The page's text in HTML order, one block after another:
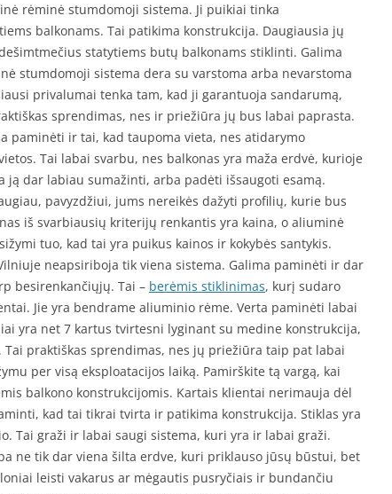
rėminė stumdomoji sistema. Ji puikiai tinka
balkonams. Tai patikima konstrukcija. Daugiausia jų
statytiems butų balkonams stiklinti. Galima
stumdomoji sistema dera su varstoma arba nevarstoma
privalumai tenka tam, kad ji garantuoja sandarumą,
sprendimas, nes ir priežiūra jų bus labai paprasta.
paminėti ir tai, kad taupoma vieta, nes atidarymo
Tai labai svarbu, nes balkonas yra maža erdvė, kurioje
ją dar labiau sumažinti, arba padėti išsaugoti esamą.
pavyzdžiui, jums nereikės dažyti profilių, kurie bus
iš svarbiausių kriterijų renkantis yra kaina, o aliuminė
tuo, kad tai yra puikus kainos ir kokybės santykis.
neapsiriboja tik viena sistema. Galima paminėti ir dar
besirenkančiųjų. Tai – berėmis stiklinimas, kurį sudaro
Jie yra bendrame aliuminio rėme. Verta paminėti labai
yra net 7 kartus tvirtesni lyginant su medine konstrukcija,
praktiškas sprendimas, nes jų priežiūra taip pat labai
per visą eksploatacijos laiką. Pamirškite tą vargą, kai
balkono konstrukcijomis. Kartais klientai nerimauja dėl
kad tai tikrai tvirta ir patikima konstrukcija. Stiklas yra
Tai graži ir labai saugi sistema, kuri yra ir labai graži.
ne tik dar viena šilta erdve, kuri priklauso jūsų būstui, bet
leisti vakarus ar mėgautis pusryčiais ir bundančiu